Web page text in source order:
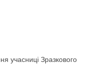
учасниці Зразкового